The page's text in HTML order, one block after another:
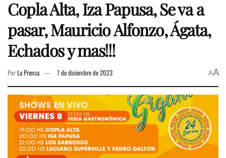
Copla Alta, Iza Papusa, Se va a
pasar, Mauricio Alfonzo, Ágata,
Echados y mas!!!
PorLa Prensa 7 de diciembre de 2023 AA